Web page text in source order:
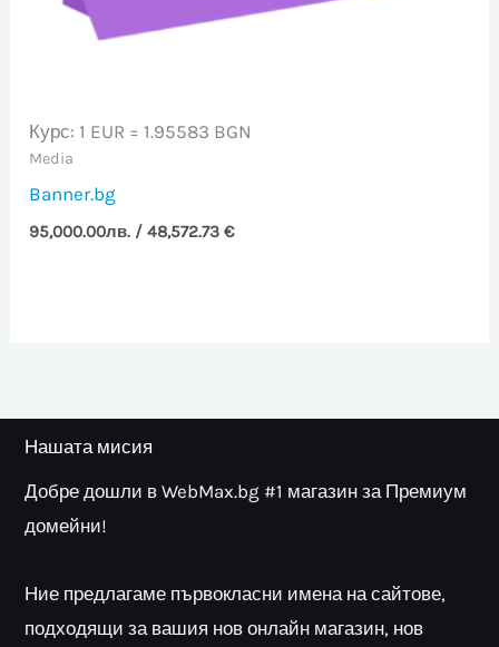
Курс: 1 EUR = 1.95583 BGN
Media
Banner.bg
95,000.00лв. / 48,572.73 €
Нашата мисия
Добре дошли в WebMax.bg #1 магазин за Премиум
домейни!
Ние предлагаме първокласни имена на сайтове,
подходящи за вашия нов онлайн магазин, нов